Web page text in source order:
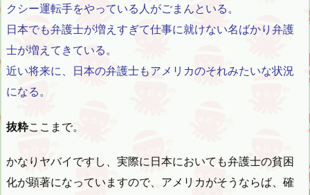
クシー運転手をやっている人がごまんといる。
日本でも弁護士が増えすぎて仕事に就けない名ばかり弁護
士が増えてきている。
近い将来に、日本の弁護士もアメリカのそれみたいな状況
になる。
抜粋ここまで。
かなりヤバイですし、実際に日本においても弁護士の貧困
化が顕著になっていますので、アメリカがそうならば、確